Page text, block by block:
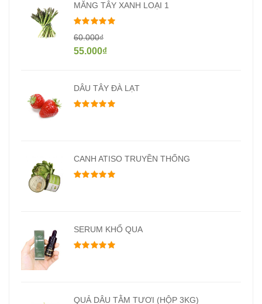
MĂNG TÂY XANH LOẠI 1
60.000₫
55.000₫
DÂU TÂY ĐÀ LẠT
CANH ATISO TRUYỀN THỐNG
SERUM KHỔ QUA
QUẢ DÂU TẰM TƯƠI (HỘP 3KG)